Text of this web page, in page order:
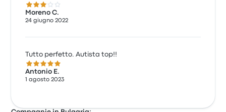
3.0 su 5 stelle
Moreno C.
24 giugno 2022
Tutto perfetto. Autista top!!
5.0 su 5 stelle
Antonio E.
1 agosto 2023